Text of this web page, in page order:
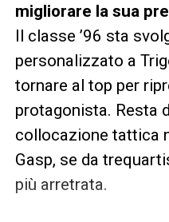
migliorare la sua
Il classe ’96 sta
personalizzato a
tornare al top per
protagonista. Resta
collocazione tattica
Gasp, se da
più arretrata.